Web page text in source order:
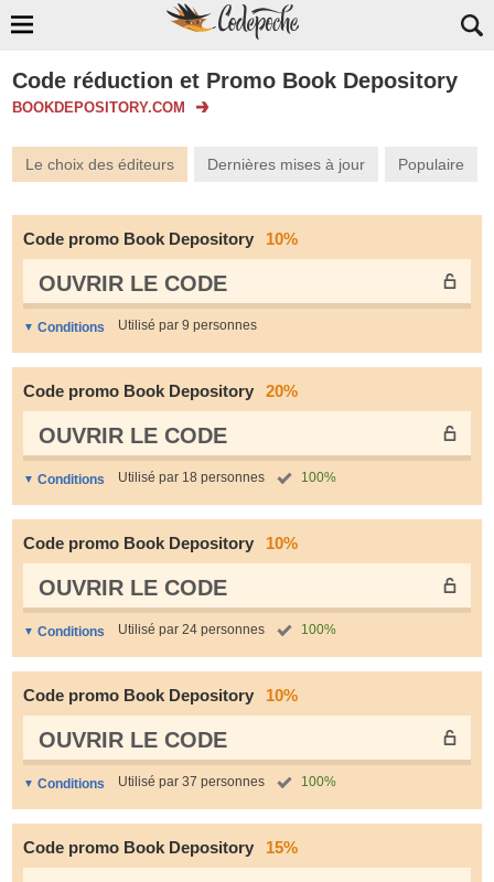
Code réduction et Promo Book Depository
BOOKDEPOSITORY.COM
Le choix des éditeurs Dernières mises à jour Populaire
Code promo Book Depository 10%
OUVRIR LE СODE
Conditions Utilisé par 9 personnes
Code promo Book Depository 20%
OUVRIR LE СODE
Conditions Utilisé par 18 personnes 100%
Code promo Book Depository 10%
OUVRIR LE СODE
Conditions Utilisé par 24 personnes 100%
Code promo Book Depository 10%
OUVRIR LE СODE
Conditions Utilisé par 37 personnes 100%
Code promo Book Depository 15%